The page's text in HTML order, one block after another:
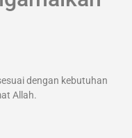
dengan kebutuhan
Allah.